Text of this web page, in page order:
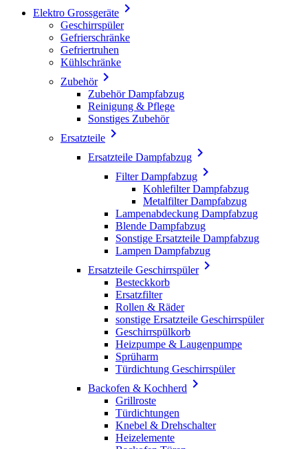
Elektro Grossgeräte 
Geschirrspüler
Gefrierschränke
Gefriertruhen
Kühlschränke
Zubehör
Zubehör Dampfabzug
Reinigung & Pflege
Sonstiges Zubehör
Ersatzteile 
Ersatzteile Dampfabzug 
Filter Dampfabzug 
Kohlefilter Dampfabzug
Metalfilter Dampfabzug
Lampenabdeckung Dampfabzug
Blende Dampfabzug
Sonstige Ersatzteile Dampfabzug
Lampen Dampfabzug
Ersatzteile Geschirrspüler
Besteckkorb
Ersatzfilter
Rollen & Räder
sonstige Ersatzteile Geschirrspüler
Geschirrspülkorb
Heizpumpe & Laugenpumpe
Sprüharm
Türdichtung Geschirrspüler
Backofen & Kochherd 
Grillroste
Türdichtungen
Knebel & Drehschalter
Heizelemente